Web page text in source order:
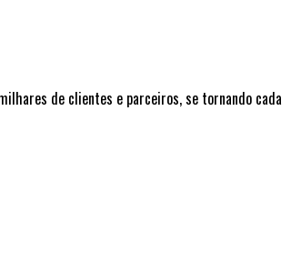
de clientes e parceiros, se tornando cada